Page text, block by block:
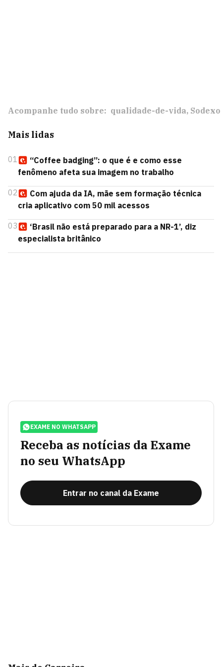
Acompanhe tudo sobre: qualidade-de-vida Sodexo
Mais lidas
01
“Coffee badging”: o que é e como esse
fenômeno afeta sua imagem no trabalho
02
Com ajuda da IA, mãe sem formação técnica
cria aplicativo com 50 mil acessos
03
‘Brasil não está preparado para a NR-1’, diz
especialista britânico
EXAME NO WHATSAPP
Receba as notícias da Exame
no seu WhatsApp
Entrar no canal da Exame